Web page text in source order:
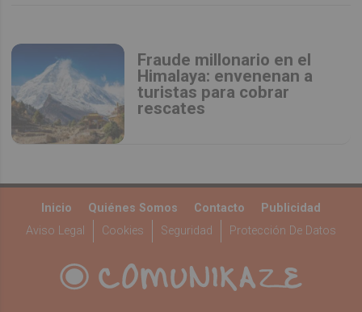
Fraude millonario en el
Himalaya: envenenan a
turistas para cobrar
rescates
Inicio Quiénes Somos Contacto
Publicidad
Aviso Legal
Cookies Seguridad Protección De Datos